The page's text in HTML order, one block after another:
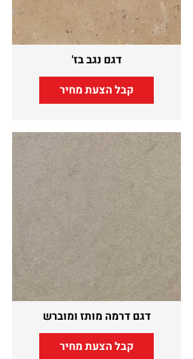
דגם נגב בז'
קבל הצעת מחיר
דגם דרמה מותז ומוברש
קבל הצעת מחיר